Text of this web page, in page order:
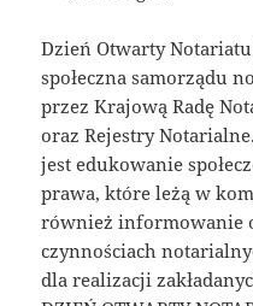
Dzień Otwarty
społeczna samorządu
przez Krajową Radę
oraz Rejestry
jest edukowanie
prawa, które leżą w
również informowanie
czynnościach
dla realizacji